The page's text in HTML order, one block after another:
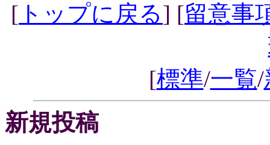
[ トップに戻る] [留意事
[標準/一覧/
新規投稿